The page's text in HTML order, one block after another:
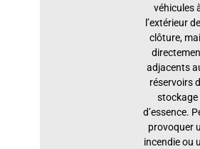
véhicules
l’extérieur
clôture,
adjacents
réservoirs
stockage
d’essence.
provoquer
incendie ou